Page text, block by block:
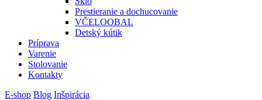
Prestieranie a dochucovanie
VČELOOBAL
Detský kútik
Príprava
Varenie
Stolovanie
Kontakty
E-shop Blog Inšpirácia